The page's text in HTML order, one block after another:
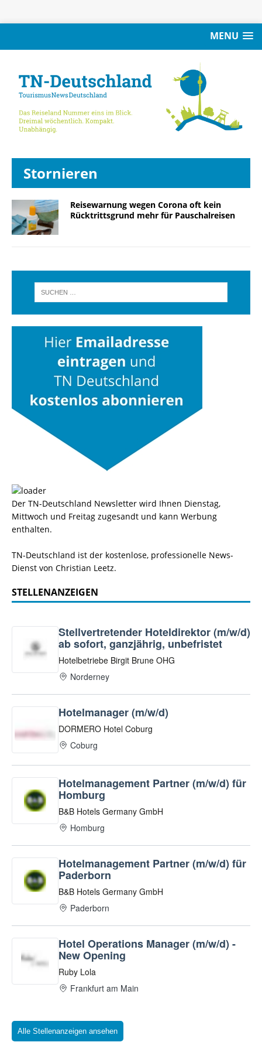
MENU
Stornieren
Reisewarnung wegen Corona oft kein
Rücktrittsgrund mehr für Pauschalreisen
Der TN-Deutschland Newsletter wird Ihnen Dienstag,
Mittwoch und Freitag zugesandt und kann Werbung
enthalten.
TN-Deutschland ist der kostenlose, professionelle News-
Dienst von Christian Leetz.
STELLENANZEIGEN
Alle Stellenanzeigen ansehen